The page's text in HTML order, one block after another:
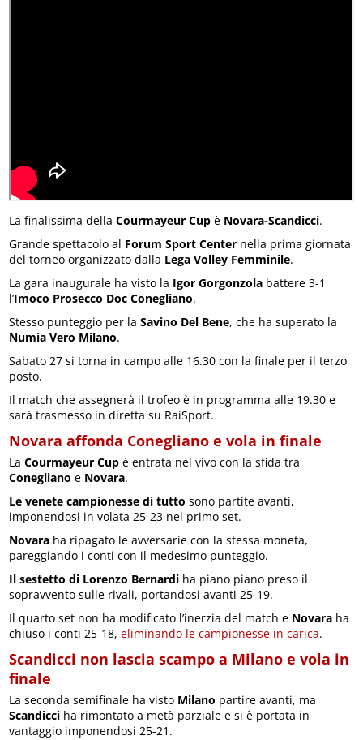
La finalissima dellaCourmayeur Cup è Novara-Scandicci.
Grande spettacolo al Forum Sport Center nella prima giornata
del torneo organizzato dalla Lega Volley Femminile.
La gara inaugurale ha visto la Igor Gorgonzola battere 3-1
l’Imoco Prosecco Doc Conegliano.
Stesso punteggio per laSavino Del Bene, che ha superato la
Numia Vero Milano.
Sabato 27 si torna in campo alle 16.30 con la finale per il terzo
posto.
Il match che assegnerà il trofeo è in programma alle 19.30 e
sarà trasmesso in diretta su RaiSport.
Novara affonda Conegliano e vola in finale
LaCourmayeur Cup è entrata nel vivo con la sfida tra
Conegliano e Novara.
Le venete campionesse di tutto sono partite avanti,
imponendosi in volata 25-23 nel primo set.
Novara ha ripagato le avversarie con la stessa moneta,
pareggiando i conti con il medesimo punteggio.
Il sestetto di Lorenzo Bernardi ha piano piano preso il
sopravvento sulle rivali, portandosi avanti 25-19.
Il quarto set non ha modificato l’inerzia del match e Novara ha
chiuso i conti 25-18,eliminando le campionesse in carica.
Scandicci non lascia scampo a Milano e vola in
finale
La seconda semifinale ha visto Milano partire avanti, ma
Scandicci ha rimontato a metà parziale e si è portata in
vantaggio imponendosi 25-21.